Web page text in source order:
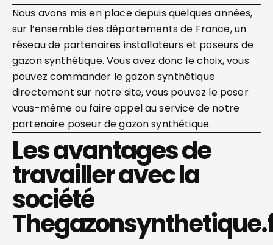
Nous avons mis en place depuis quelques années,
sur l’ensemble des départements de France, un
réseau de partenaires installateurs et poseurs de
gazon synthétique. Vous avez donc le choix, vous
pouvez commander le gazon synthétique
directement sur notre site, vous pouvez le poser
vous-même ou faire appel au service de notre
partenaire poseur de gazon synthétique.
Les avantages de
travailler avec la
société